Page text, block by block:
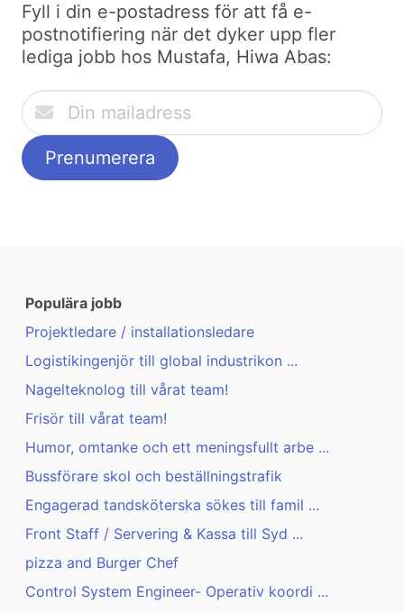
Fyll i din e-postadress för att få e-
postnotifiering när det dyker upp fler
lediga jobb hos Mustafa, Hiwa Abas:
Populära jobb
Projektledare / installationsledare
Logistikingenjör till global industrikon ...
Nagelteknolog till vårat team!
Frisör till vårat team!
Humor, omtanke och ett meningsfullt arbe ...
Bussförare skol och beställningstrafik
Engagerad tandsköterska sökes till famil ...
Front Staff / Servering & Kassa till Syd ...
pizza and Burger Chef
Control System Engineer- Operativ koordi ...